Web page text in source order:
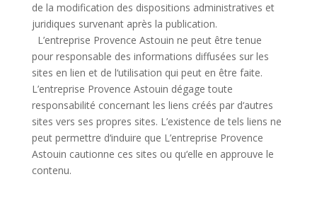
de la modification des dispositions administratives et
juridiques survenant après la publication.
L’entreprise Provence Astouin ne peut être tenue
pour responsable des informations diffusées sur les
sites en lien et de l‘utilisation qui peut en être faite.
L’entreprise Provence Astouin dégage toute
responsabilité concernant les liens créés par d‘autres
sites vers ses propres sites. L’existence de tels liens ne
peut permettre d‘induire que L’entreprise Provence
Astouin cautionne ces sites ou qu‘elle en approuve le
contenu.